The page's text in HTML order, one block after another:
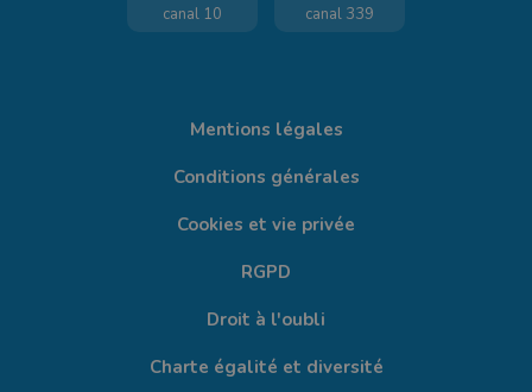
canal 10 canal 339
Mentions légales
Conditions générales
Cookies et vie privée
RGPD
Droit à l'oubli
Charte égalité et diversité